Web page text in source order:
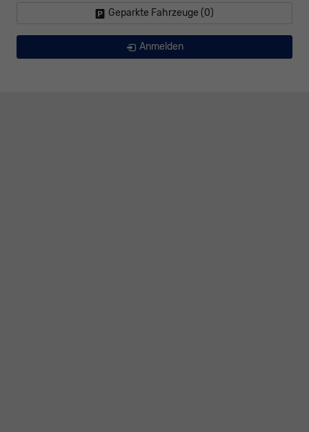
Geparkte Fahrzeuge (0)
Anmelden